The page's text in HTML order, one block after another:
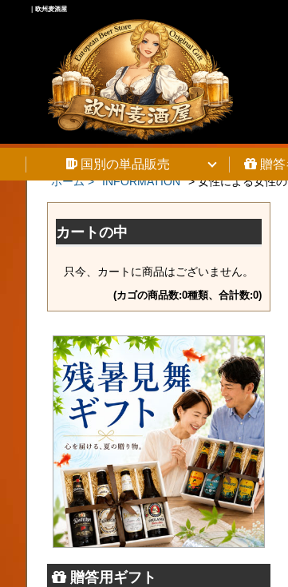
｜欧州麦酒屋
国別の単品販売 贈答
ホーム > INFORMATION >女性による女性
カートの中
只今、カートに商品はございません。
(カゴの商品数:0種類、合計数:0)
贈答用ギフト